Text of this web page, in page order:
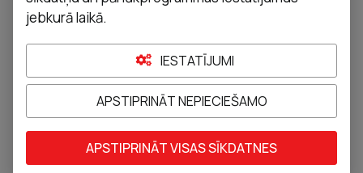
EUCERIN Hyaluron-Filler + Volume Lift
SPF15 dienas krēms normālai līdz
Pievienot pie izlases
jebkurā laikā.
IESTATĪJUMI
APSTIPRINĀT NEPIECIEŠAMO
APSTIPRINĀT VISAS SĪKDATNES